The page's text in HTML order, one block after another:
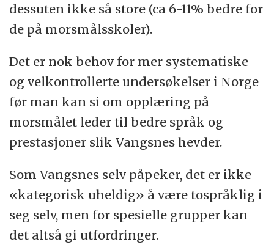
dessuten ikke så store (ca 6-11% bedre for
de på morsmålsskoler).
Det er nok behov for mer systematiske
og velkontrollerte undersøkelser i Norge
før man kan si om opplæring på
morsmålet leder til bedre språk og
prestasjoner slik Vangsnes hevder.
Som Vangsnes selv påpeker, det er ikke
«kategorisk uheldig» å være tospråklig i
seg selv, men for spesielle grupper kan
det altså gi utfordringer.